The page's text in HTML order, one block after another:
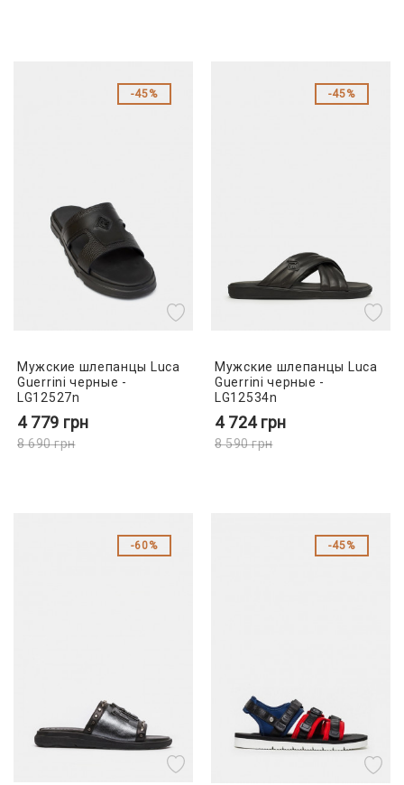
45%
Мужские шлепанцы Luca
Guerrini черные -
LG12527n
4 779 грн
8 690грн
45%
Мужские шлепанцы Luca
Guerrini черные -
LG12534n
4 724грн
8 590грн
60% 45%